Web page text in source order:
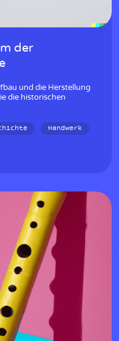
der
und die Herstellung
die historischen
Handwerk